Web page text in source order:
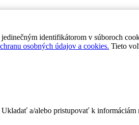
identifikátorom v súboroch
osobných údajov a cookies. Tieto
a/alebo pristupovať k informáciám